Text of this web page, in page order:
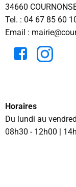
34660
Tel. : 04 67 85 60
Email :
Horaires
Du lundi au
08h30 - 12h00 |